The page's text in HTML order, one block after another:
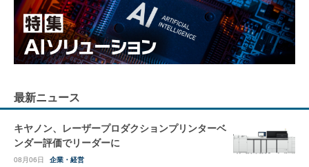
最新ニュース
キヤノン、レーザープロダクションプリンターベ
ンダー評価でリーダーに
08月06日 企業・経営